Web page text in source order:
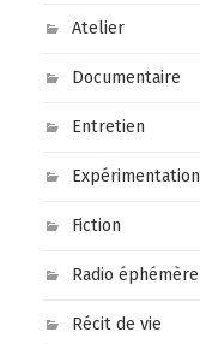
Atelier
Documentaire
Entretien
Expérimentation
Fiction
Radio éphémère
Récit de vie